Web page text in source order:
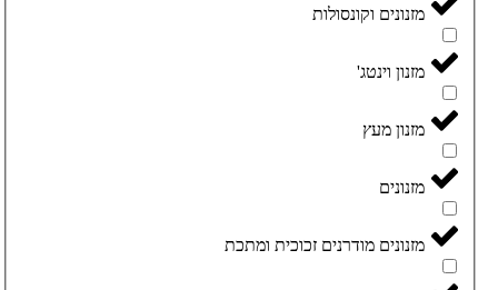
מזנונים וקונסולות
מזנון וינטג'
מזנון מעץ
מזנונים
מזנונים מודרנים זכוכית ומתכת